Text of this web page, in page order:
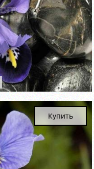
Купить